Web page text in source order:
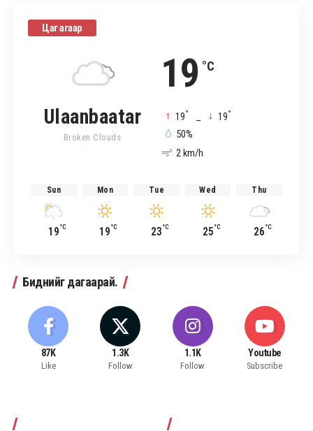
Цаг агаар
19 °C
Ulaanbaatar
Broken Clouds
19° 19°
50%
2 km/h
Sun
19°C
Mon
19°C
Tue
23°C
Wed
25°C
Thu
26°C
Биднийг дагаарай.
87K
Like
1.3K
Follow
1.1K
Follow
Youtube
Subscribe